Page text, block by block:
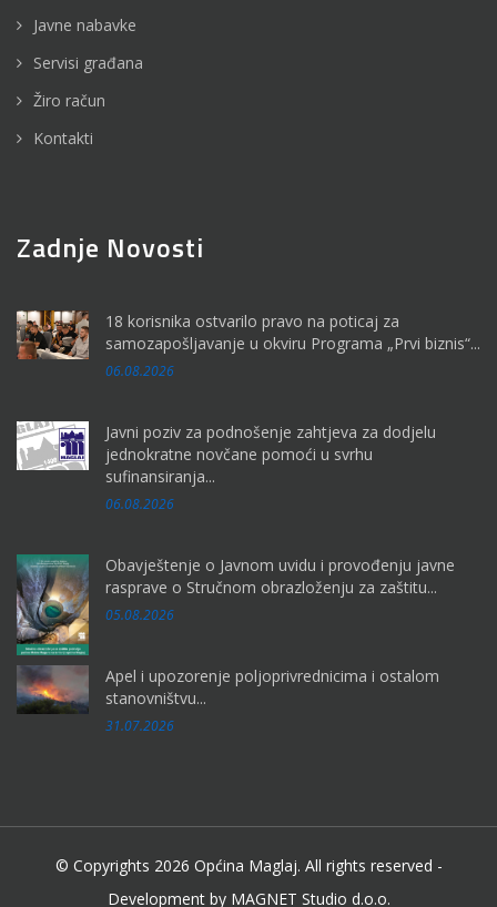
Javne nabavke
Servisi građana
Žiro račun
Kontakti
Zadnje Novosti
18 korisnika ostvarilo pravo na poticaj za
samozapošljavanje u okviru Programa „Prvi biznis“...
06.08.2026
Javni poziv za podnošenje zahtjeva za dodjelu
jednokratne novčane pomoći u svrhu
sufinansiranja...
06.08.2026
Obavještenje o Javnom uvidu i provođenju javne
rasprave o Stručnom obrazloženju za zaštitu...
05.08.2026
Apel i upozorenje poljoprivrednicima i ostalom
stanovništvu...
31.07.2026
© Copyrights 2026 Općina Maglaj. All rights reserved -
Development by MAGNET Studio d.o.o.